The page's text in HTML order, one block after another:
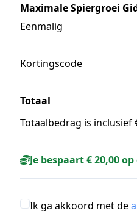
Maximale Spiergroei
Eenmalig
Kortingscode
Totaal
Totaalbedrag is inclusief
Je bespaart € 20,00
Ik ga akkoord met de